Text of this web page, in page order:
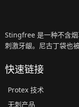
Stingfree 是一种不含
刺激牙龈。尼古丁袋也
快速链接
Protex 技术
无刺产品